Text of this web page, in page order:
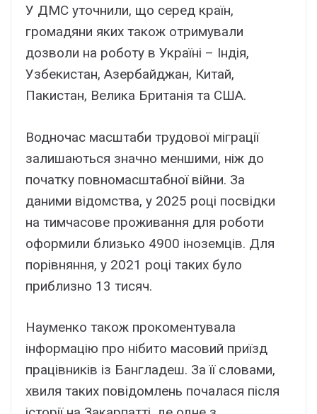
У ДМС уточнили, що серед країн,
громадяни яких також отримували
дозволи на роботу в Україні – Індія,
Узбекистан, Азербайджан, Китай,
Пакистан, Велика Британія та США.
Водночас масштаби трудової міграції
залишаються значно меншими, ніж до
початку повномасштабної війни. За
даними відомства, у 2025 році посвідки
на тимчасове проживання для роботи
оформили близько 4900 іноземців. Для
порівняння, у 2021 році таких було
приблизно 13 тисяч.
Науменко також прокоментувала
інформацію про нібито масовий приїзд
працівників із Бангладеш. За її словами,
хвиля таких повідомлень почалася після